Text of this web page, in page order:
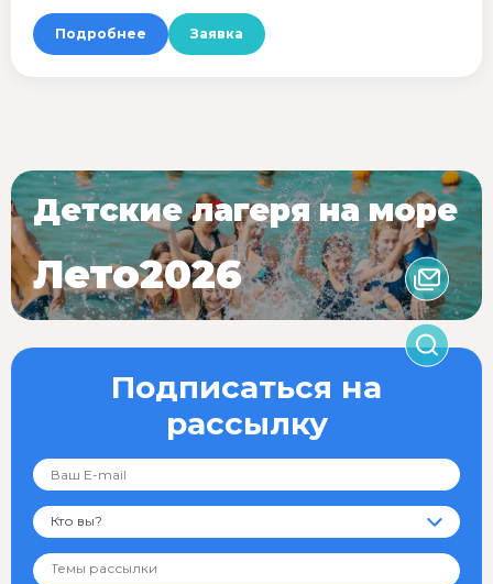
Подробнее Заявка
Подписаться на
рассылку
Кто вы?
Детские лагеря на море
Лето2026